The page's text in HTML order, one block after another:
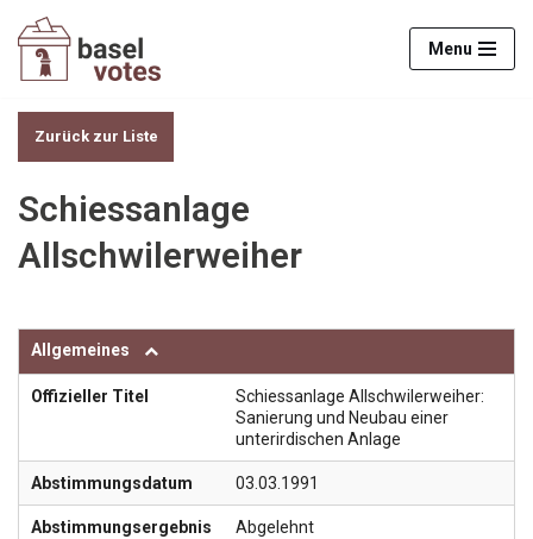
Zum
Menu
Zurück zur Liste
Schiessanlage
Allschwilerweiher
Allgemeines
Offizieller Titel
Schiessanlage Allschwilerweiher:
Sanierung und Neubau einer
unterirdischen Anlage
Abstimmungsdatum 03.03.1991
Abstimmungsergebnis Abgelehnt